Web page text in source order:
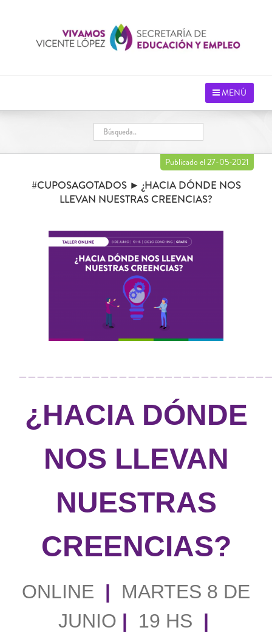
MENÚ
Publicado el 27-05-2021
#CUPOSAGOTADOS ► ¿HACIA DÓNDE NOS
LLEVAN NUESTRAS CREENCIAS?
¿HACIA DÓNDE
NOS LLEVAN
NUESTRAS
CREENCIAS?
ONLINE |
MARTES 8 DE
JUNIO | 19 HS |